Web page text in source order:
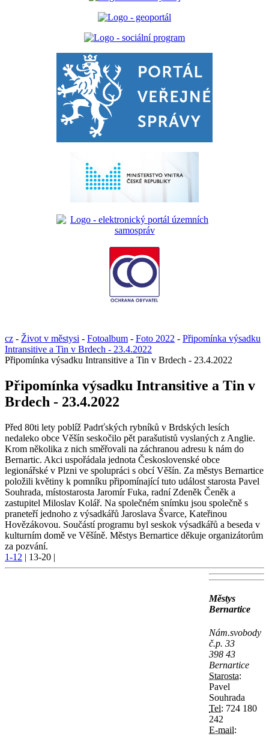
cz - Život v městysi - Fotoalbum - Foto 2022 - Připomínka výsadku
Intransitive a Tin v Brdech - 23.4.2022
Připomínka výsadku Intransitive a Tin v Brdech - 23.4.2022
Připomínka výsadku Intransitive a Tin v
Brdech - 23.4.2022
Před 80ti lety poblíž Padrťských rybníků v Brdských lesích
nedaleko obce Věšín seskočilo pět parašutistů vyslaných z Anglie.
Krom několika z nich směřovali na záchranou adresu k nám do
Bernartic. Akci uspořádala jednota Československé obce
legionářské v Plzni ve spolupráci s obcí Věšín. Za městys Bernartice
položili květiny k pomníku připomínající tuto událost starosta Pavel
Souhrada, místostarosta Jaromír Fuka, radní Zdeněk Čeněk a
zastupitel Miloslav Kolář. Na společném snímku jsou společně s
praneteří jednoho z výsadkářů Jaroslava Švarce, Kateřinou
Hovězákovou. Součástí programu byl seskok výsadkářů a beseda v
kulturním domě ve Věšíně. Městys Bernartice děkuje organizátorům
za pozvání.
1-12 | 13-20 |
Městys
Bernartice
Nám.svobody
č.p. 33
398 43
Bernartice
Starosta:
Pavel
Souhrada
Tel: 724 180
242
E-mail: